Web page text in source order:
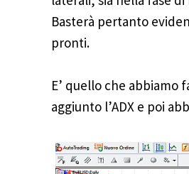
Basterà pertanto
pronti.
E’ quello che
aggiunto l’ADX e poi